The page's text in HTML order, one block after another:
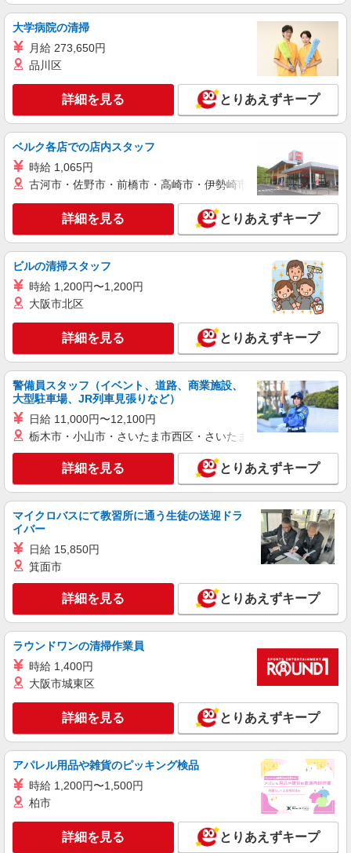
中野区
詳細を見る
派遣社員
≪鷺ノ宮駅≫夜勤なし！未経験・ブランクOK
のデイスタッフ
時給1650円〜2312円 ＜日払い有/週払い有/交
通費全支給(ガソリン代含む)＞
キープ 詳細を見る
派遣社員
株式会社kotrio /●SW-H2-1981698
鷺ノ宮駅｜リハビリ補助などのデイサービス
STAFF♪未経験OK
時給1550円〜2312円 ＜日払い有/週払い有/交
通費全支給(ガソリン代含む)＞
中野区｜最寄駅：鷺ノ宮
キープ 詳細を見る
派遣社員
株式会社kotrio /●SW-H2-1880734
＜年齢不問＞カンタン業務の障がい者支援員｜
軽作業補助×日払OK
時給1650円〜2312円 ＜日払い有/週払い有/交
通費全支給(ガソリン代含む)＞
東京都中野区
キープ 詳細を見る
株式会社ブレイブ（マイナビグループ）/MD13
介護スタッフ ◆デイサービス、サービス付き
高齢者向け住宅、グループホームなど様々な勤
務先から選べます。
未経験：時給1600〜1800円（資格・経験によ
る） 経験者：時給1800〜2000円（資格・経験によ
日）＝35万2000円 ◆昇給あり ◆支払い方法 ※日
払い/週払い/月払い対応も可能です。詳しくは面談
時にご相談ください。 ◆交通費：別途全額支給 ※
当社規定あり
各線「東中野駅」 ◆各線「中野坂上駅」 ★その
他、近隣に多数勤務地あります！
キープ 詳細を見る
派遣社員
株式会社kotrio /●SW-H2-2103138
東中野駅◎負担少なめの障がい者支援員★社会
活動の見守りなど
時給1650円〜2312円 ＜日払い有/週払い有/交
大学病院の清掃
月給 273,650円
品川区
詳細を見る とりあえずキープ
ベルク各店での店内スタッフ
時給 1,065円
古河市・佐野市・前橋市・高崎市・伊勢崎市・太田市・館林市
詳細を見る とりあえずキープ
ビルの清掃スタッフ
時給 1,200円〜1,200円
大阪市北区
詳細を見る とりあえずキープ
警備員スタッフ（イベント、道路、商業施設、
大型駐車場、JR列車見張りなど）
日給 11,000円〜12,100円
栃木市・小山市・さいたま市西区・さいたま市岩槻区・久喜市・
詳細を見る とりあえずキープ
マイクロバスにて教習所に通う生徒の送迎ドラ
イバー
日給 15,850円
箕面市
詳細を見る とりあえずキープ
ラウンドワンの清掃作業員
時給 1,400円
大阪市城東区
詳細を見る とりあえずキープ
アパレル用品や雑貨のピッキング検品
時給 1,200円〜1,500円
柏市
詳細を見る とりあえずキープ